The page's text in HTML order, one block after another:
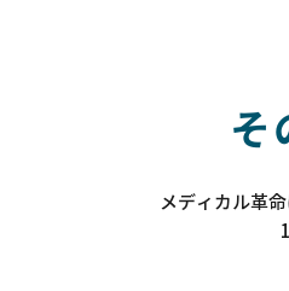
そ
メディカル革